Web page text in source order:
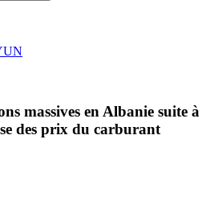
massives en Albanie suite à
des prix du carburant